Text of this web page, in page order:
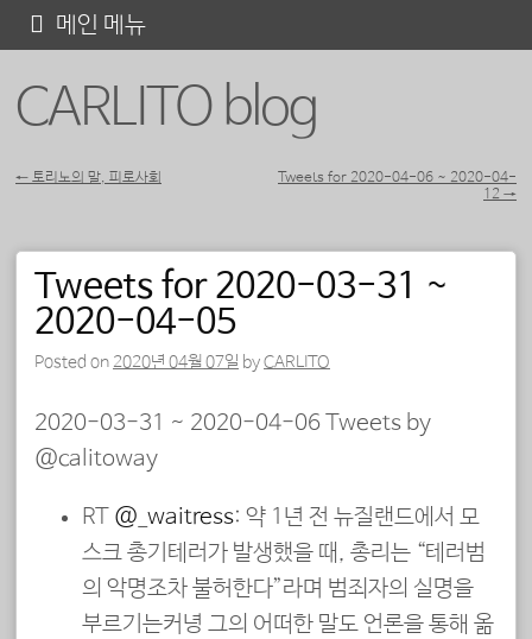
CARLITO blog
메인 메뉴
텐
← 토리노의 말, 피로사회
Tweets for 2020-04-06 ~ 2020-04-
12 →
Tweets for 2020-03-31 ~
2020-04-05
Posted on 2020년 04월 07일 byCARLITO
2020-03-31 ~ 2020-04-06 Tweets by
@calitoway
RT @_waitress: 약 1년 전 뉴질랜드에서 모
스크 총기테러가 발생했을 때, 총리는 “테러범
의 악명조차 불허한다”라며 범죄자의 실명을
부르기는커녕 그의 어떠한 말도 언론을 통해 옮